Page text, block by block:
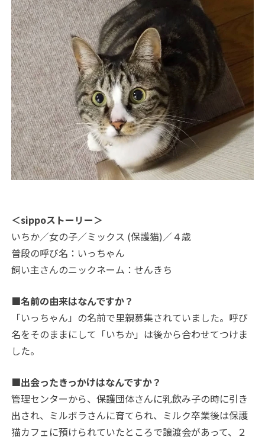
＜sippoストーリー＞
いちか／女の子／ミックス (保護猫)／４歳
普段の呼び名：いっちゃん
飼い主さんのニックネーム：せんきち
■名前の由来はなんですか？
「いっちゃん」の名前で里親募集されていました。呼び
名をそのままにして「いちか」は後から合わせてつけま
した。
■出会ったきっかけはなんですか？
管理センターから、保護団体さんに乳飲み子の時に引き
出され、ミルボラさんに育てられ、ミルク卒業後は保護
猫カフェに預けられていたところで譲渡会があって、２